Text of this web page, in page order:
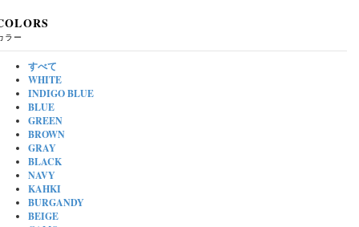
ラー
すべて
WHITE
INDIGO BLUE
BLUE
GREEN
BROWN
GRAY
BLACK
NAVY
KAHKI
BURGANDY
BEIGE